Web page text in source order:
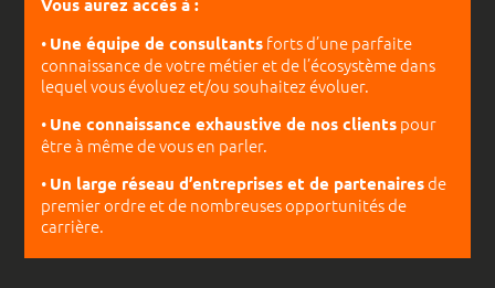
• Une équipe de consultants forts d’une parfaite
connaissance de votre métier et de l’écosystème dans
lequel vous évoluez et/ou souhaitez évoluer.
• Une connaissance exhaustive de nos clients pour
être à même de vous en parler.
• Un large réseau d’entreprises et de partenairesde
premier ordre et de nombreuses opportunités de
carrière.